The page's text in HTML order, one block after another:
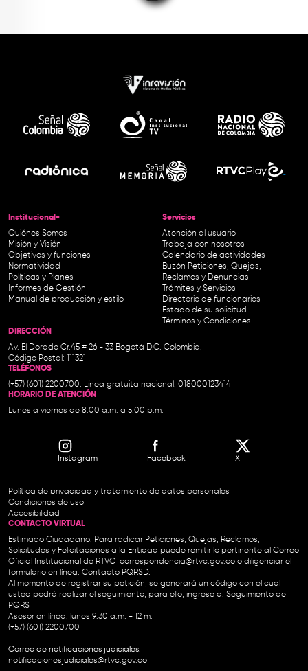
Institucional-
Quiénes Somos
Misión y Visión
Objetivos y funciones
Normatividad
Políticas y Planes
Informes de Gestión
Manual de producción y estilo
Servicios
Atención al usuario
Trabaja con nosotros
Calendario de actividades
Buzón Peticiones, Quejas,
Reclamos y Denuncias
Trámites y Servicios
Directorio de funcionarios
Estado de su solicitud
Términos y Condiciones
DIRECCIÓN
Av. El Dorado Cr.45 # 26 - 33 Bogotá D.C. Colombia.
Código Postal: 111321
TELÉFONOS
(+57) (601) 2200700. Línea gratuita nacional: 018000123414
HORARIO DE ATENCIÓN
Lunes a viernes de 8:00 a.m. a 5:00 p.m.
Instagram Facebook X
Política de privacidad y tratamiento de datos personales
Condiciones de uso
Accesibilidad
CONTACTO VIRTUAL
Estimado Ciudadano: Para radicar Peticiones, Quejas, Reclamos,
Solicitudes y Felicitaciones a la Entidad puede remitir lo pertinente al Correo
Oficial Institucional de RTVC correspondencia@rtvc.gov.co o diligenciar el
formulario en línea: Contacto PQRSD.
Al momento de registrar su petición, se generará un código con el cual
usted podrá realizar el seguimiento, para ello, ingrese a: Seguimiento de
PQRS
Asesor en línea: lunes 9:30 a.m. - 12 m.
(+57) (601) 2200700
Correo de notificaciones judiciales:
notificacionesjudiciales@rtvc.gov.co